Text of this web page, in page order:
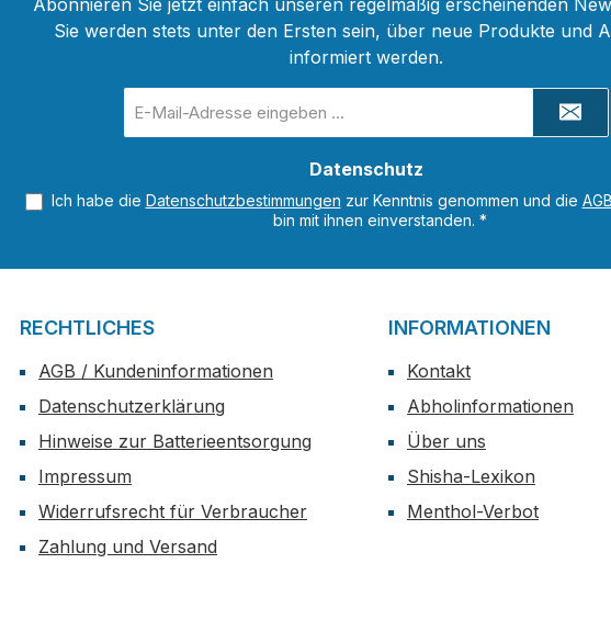
Abonnieren Sie jetzt einfach unseren regelmäßig erscheinenden
Sie werden stets unter den Ersten sein, über neue Produkte und
informiert werden.
Mail-
Datenschutz
Ich habe die Datenschutzbestimmungen zur Kenntnis genommen und die AGB
bin mit ihnen einverstanden. *
RECHTLICHES
AGB / Kundeninformationen
Datenschutzerklärung
Hinweise zur Batterieentsorgung
Impressum
Widerrufsrecht für Verbraucher
Zahlung und Versand
INFORMATIONEN
Kontakt
Abholinformationen
Über uns
Shisha-Lexikon
Menthol-Verbot